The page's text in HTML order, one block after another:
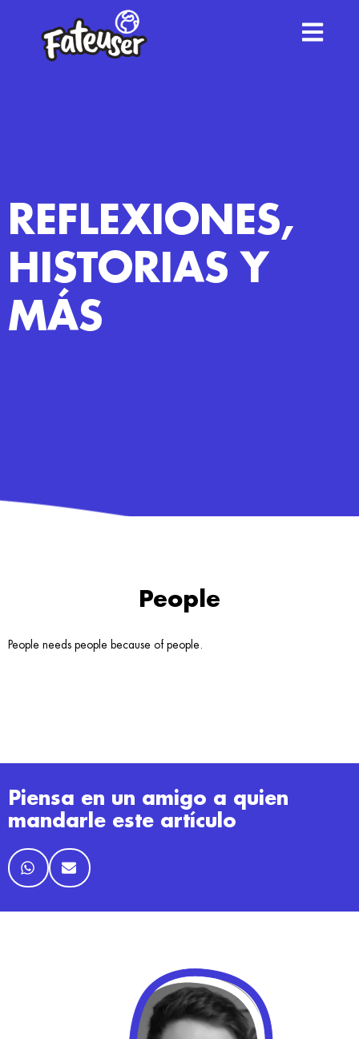
REFLEXIONES,
HISTORIAS Y
MÁS
People
People needs people because of people.
Piensa en un amigo a quien
mandarle este artículo